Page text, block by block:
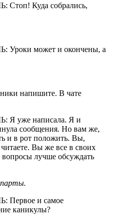
Куда собрались,
может и окончены, а
напишите. В чате
уже написала. Я и
сообщения. Но вам же,
и в рот положить. Вы,
Вы же все в своих
лучше обсуждать
парты.
и самое
каникулы?